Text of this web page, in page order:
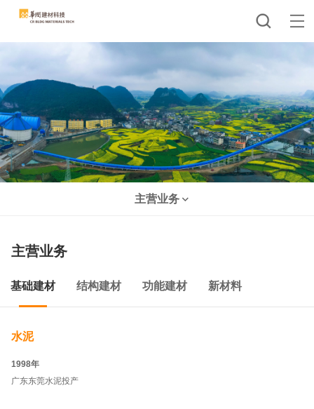
主营业务
主营业务
基础建材 结构建材 功能建材 新材料
水泥
1998年
广东东莞水泥投产